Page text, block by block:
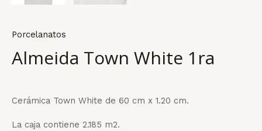
Porcelanatos
Almeida Town White 1ra
Cerámica Town White de 60 cm x 1.20 cm.
La caja contiene 2.185 m2.